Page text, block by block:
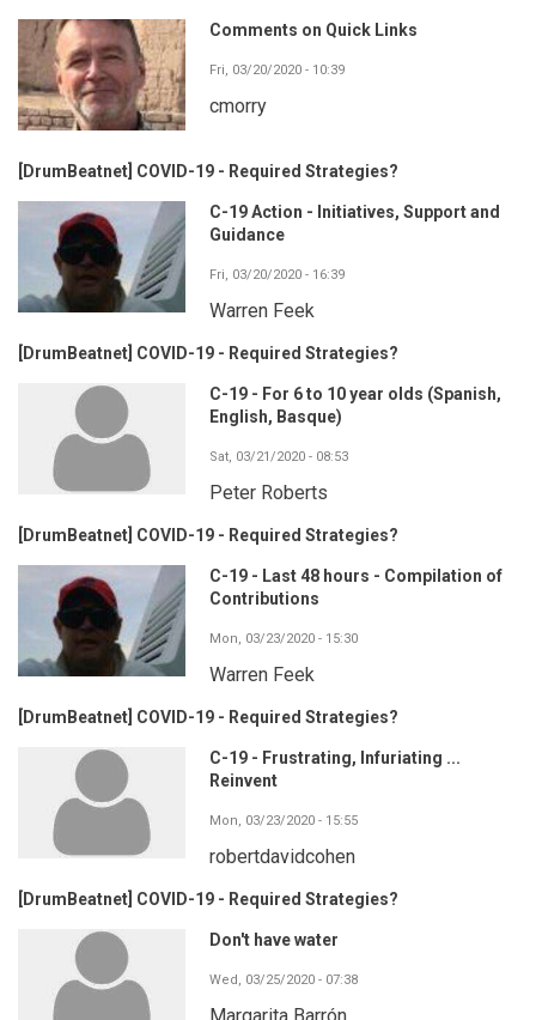
Comments on Quick Links
Fri, 03/20/2020 - 10:39
cmorry
[DrumBeatnet] COVID-19 - Required Strategies?
C-19 Action - Initiatives, Support and
Guidance
Fri, 03/20/2020 - 16:39
Warren Feek
[DrumBeatnet] COVID-19 - Required Strategies?
C-19 - For 6 to 10 year olds (Spanish,
English, Basque)
Sat, 03/21/2020 - 08:53
Peter Roberts
[DrumBeatnet] COVID-19 - Required Strategies?
C-19 - Last 48 hours - Compilation of
Contributions
Mon, 03/23/2020 - 15:30
Warren Feek
[DrumBeatnet] COVID-19 - Required Strategies?
C-19 - Frustrating, Infuriating ...
Reinvent
Mon, 03/23/2020 - 15:55
robertdavidcohen
[DrumBeatnet] COVID-19 - Required Strategies?
Don't have water
Wed, 03/25/2020 - 07:38